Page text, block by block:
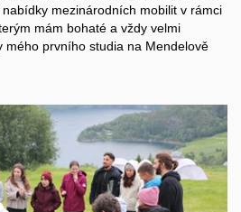
mezinárodních mobilit v rámci
mám bohaté a vždy velmi
mého prvního studia na Mendelově